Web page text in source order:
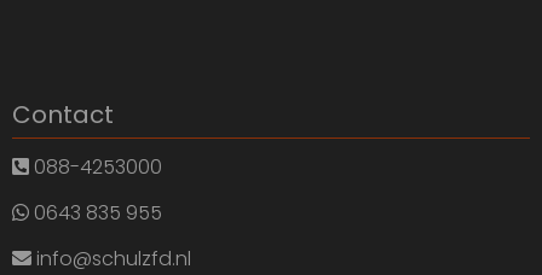
Contact
088-4253000
0643 835 955
info@schulzfd.nl